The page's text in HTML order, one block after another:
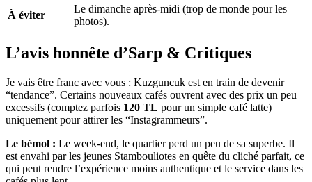
À éviter
Le dimanche après-midi (trop de monde pour les
photos).
L’avis honnête d’Sarp & Critiques
Je vais être franc avec vous : Kuzguncuk est en train de devenir
“tendance”. Certains nouveaux cafés ouvrent avec des prix un peu
excessifs (comptez parfois 120 TL pour un simple café latte)
uniquement pour attirer les “Instagrammeurs”.
Le bémol : Le week-end, le quartier perd un peu de sa superbe. Il
est envahi par les jeunes Stambouliotes en quête du cliché parfait, ce
qui peut rendre l’expérience moins authentique et le service dans les